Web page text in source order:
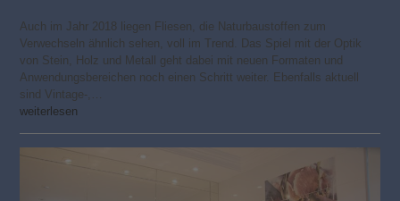
Auch im Jahr 2018 liegen Fliesen, die Naturbaustoffen zum
Verwechseln ähnlich sehen, voll im Trend. Das Spiel mit der Optik
von Stein, Holz und Metall geht dabei mit neuen Formaten und
Anwendungsbereichen noch einen Schritt weiter. Ebenfalls aktuell
sind Vintage-,…
weiterlesen